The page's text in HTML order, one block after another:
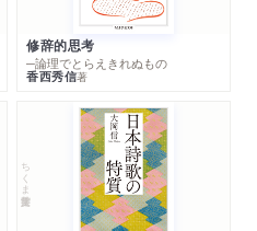
修辞的思考
─論理でとらえきれぬもの
香西秀信著
ちくま学芸文庫